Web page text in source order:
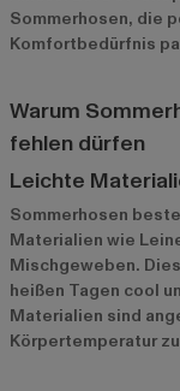
Sommerhosen, die
Komfortbedürfnis
Warum
fehlen dürfen
Leichte
Sommerhosen
Materialien wie
Mischgeweben.
heißen Tagen cool
Materialien sind
Körpertemperatur